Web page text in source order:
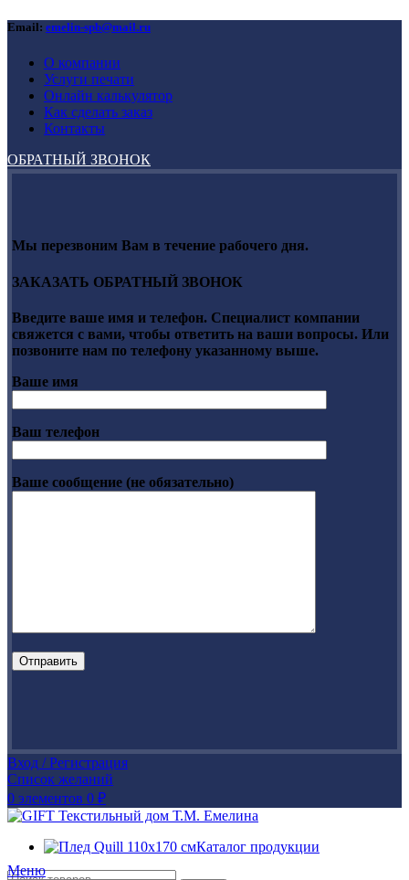
Email: emelin-spb@mail.ru
О компании
Услуги печати
Онлайн калькулятор
Как сделать заказ
Контакты
ОБРАТНЫЙ ЗВОНОК
Мы перезвоним Вам в течение рабочего дня.
ЗАКАЗАТЬ ОБРАТНЫЙ ЗВОНОК
Введите ваше имя и телефон. Специалист компании
свяжется с вами, чтобы ответить на ваши вопросы. Или
позвоните нам по телефону указанному выше.
Ваше имя
Ваш телефон
Ваше сообщение (не обязательно)
Вход / Регистрация
Список желаний
0 элементов 0 ₽
Каталог продукции
Меню